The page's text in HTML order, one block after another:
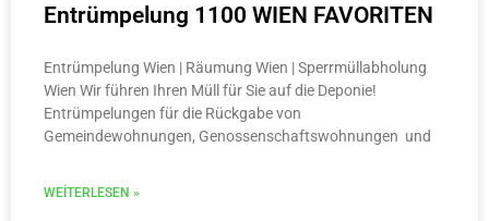
Entrümpelung 1100 WIEN FAVORITEN
Entrümpelung Wien | Räumung Wien | Sperrmüllabholung
Wien Wir führen Ihren Müll für Sie auf die Deponie!
Entrümpelungen für die Rückgabe von
Gemeindewohnungen, Genossenschaftswohnungen und
WEITERLESEN »